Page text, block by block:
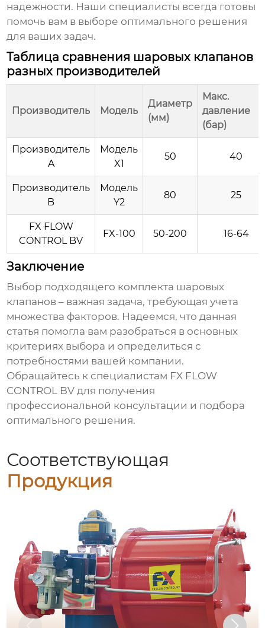
надежности. Наши специалисты всегда готовы
помочь вам в выборе оптимального решения
для ваших задач.
Таблица сравнения шаровых клапанов
разных производителей
Производитель Модель
Диаметр
(мм)
Макс.
давление
(бар)
Производитель
A
Модель
X1
50 40
Производитель
B
Модель
Y2
80 25
FX FLOW
CONTROL BV
FX-100 50-200 16-64
Заключение
Выбор подходящего комплекта шаровых
клапанов – важная задача, требующая учета
множества факторов. Надеемся, что данная
статья помогла вам разобраться в основных
критериях выбора и определиться с
потребностями вашей компании.
Обращайтесь к специалистам FX FLOW
CONTROL BV для получения
профессиональной консультации и подбора
оптимального решения.
Соответствующая
Продукция